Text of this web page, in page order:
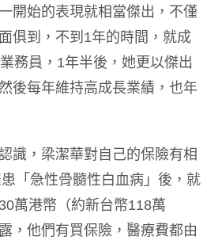
開始的表現就相當傑出，不僅
俱到，不到1年的時間，就成
務員，1年半後，她更以傑出
後每年維持高成長業績，也年
識，梁潔華對自己的保險有相
「急性骨髓性白血病」後，就
萬港幣（約新台幣118萬
，他們有買保險，醫療費都由